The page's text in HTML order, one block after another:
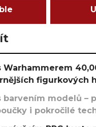
Warhammerem
figurkových
barvením modelů –
i pokročilé